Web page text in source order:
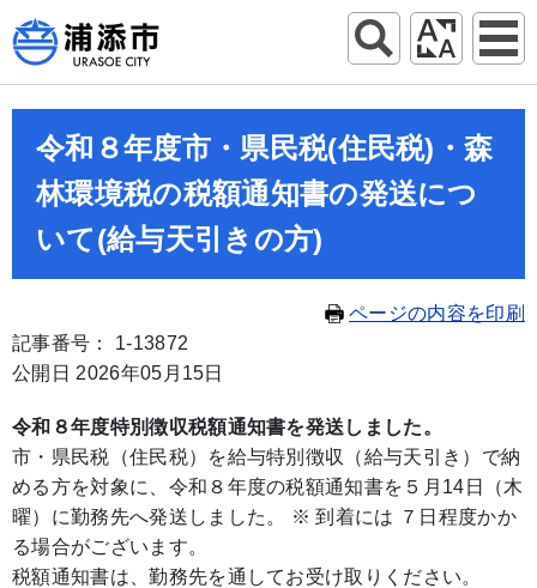
令和８年度市・県民税(住民税)・森
林環境税の税額通知書の発送につ
いて(給与天引きの方)
ページの内容を印刷
記事番号： 1-13872
公開日 2026年05月15日
令和８年度特別徴収税額通知書を発送しました。
市・県民税（住民税）を給与特別徴収（給与天引き）で納
める方を対象に、令和８年度の税額通知書を５月14日（木
曜）に勤務先へ発送しました。 ※ 到着には ７日程度かか
る場合がございます。
税額通知書は、勤務先を通してお受け取りください。